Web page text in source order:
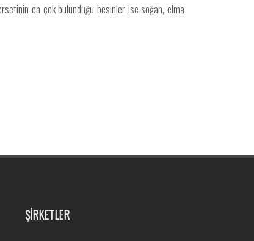
en çok bulunduğu besinler ise soğan, elma
ŞİRKETLER